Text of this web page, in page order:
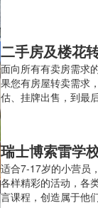
二手房及楼花
面向所有有卖房需求
果您有房屋转卖需求
估、挂牌出售，到最
瑞士博索雷学
适合7-17岁的小营员
各样精彩的活动，各
言课程，创造属于他